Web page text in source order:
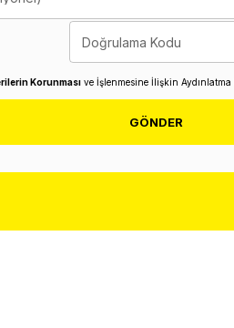
Doğrulama Kodu
Korunması ve İşlenmesine İlişkin
GÖNDER